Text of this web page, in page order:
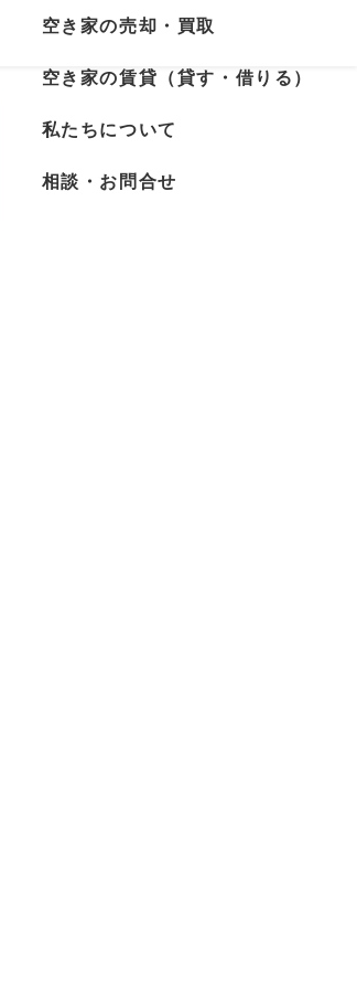
空き家の売却・買取
空き家の賃貸（貸す・借りる）
私たちについて
相談・お問合せ